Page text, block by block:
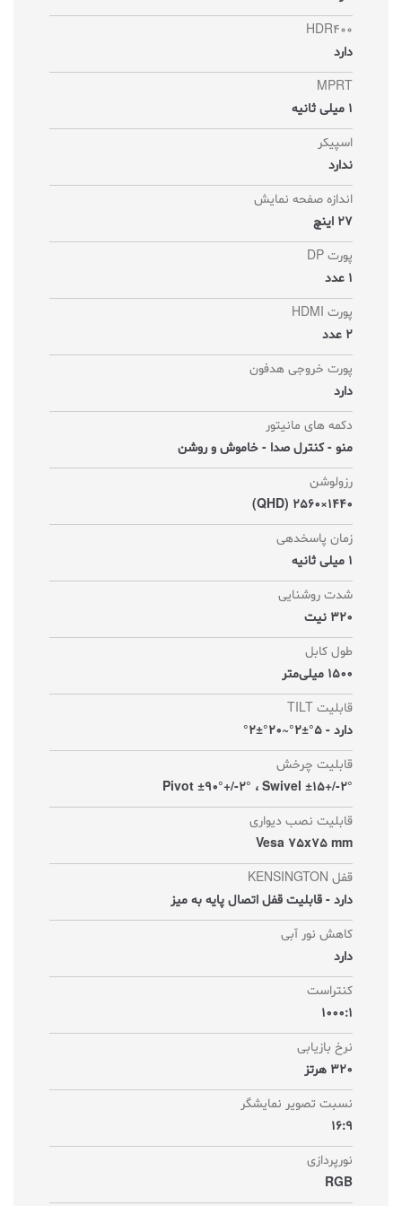
HDR400
دارد
MPRT
1 میلی ثانیه
اسپیکر
ندارد
اندازه صفحه نمایش
27 اینچ
پورت DP
1 عدد
پورت HDMI
2 عدد
پورت خروجی هدفون
دارد
دکمه های مانیتور
منو - کنترل صدا - خاموش و روشن
رزولوشن
1440×2560 (QHD)
زمان پاسخدهی
1 میلی ثانیه
شدت روشنایی
320 نیت
طول کابل
1500 میلی‌متر
قابلیت TILT
دارد - 5°±2°~20°±2°
قابلیت چرخش
Pivot ±90°+/-2° ، Swivel ±15+/-2°
قابلیت نصب دیواری
Vesa 75x75 mm
قفل KENSINGTON
دارد - قابلیت قفل اتصال پایه به میز
کاهش نور آبی
دارد
کنتراست
1000:1
نرخ بازیابی
320 هرتز
نسبت تصویر نمایشگر
16:9
نورپردازی
RGB